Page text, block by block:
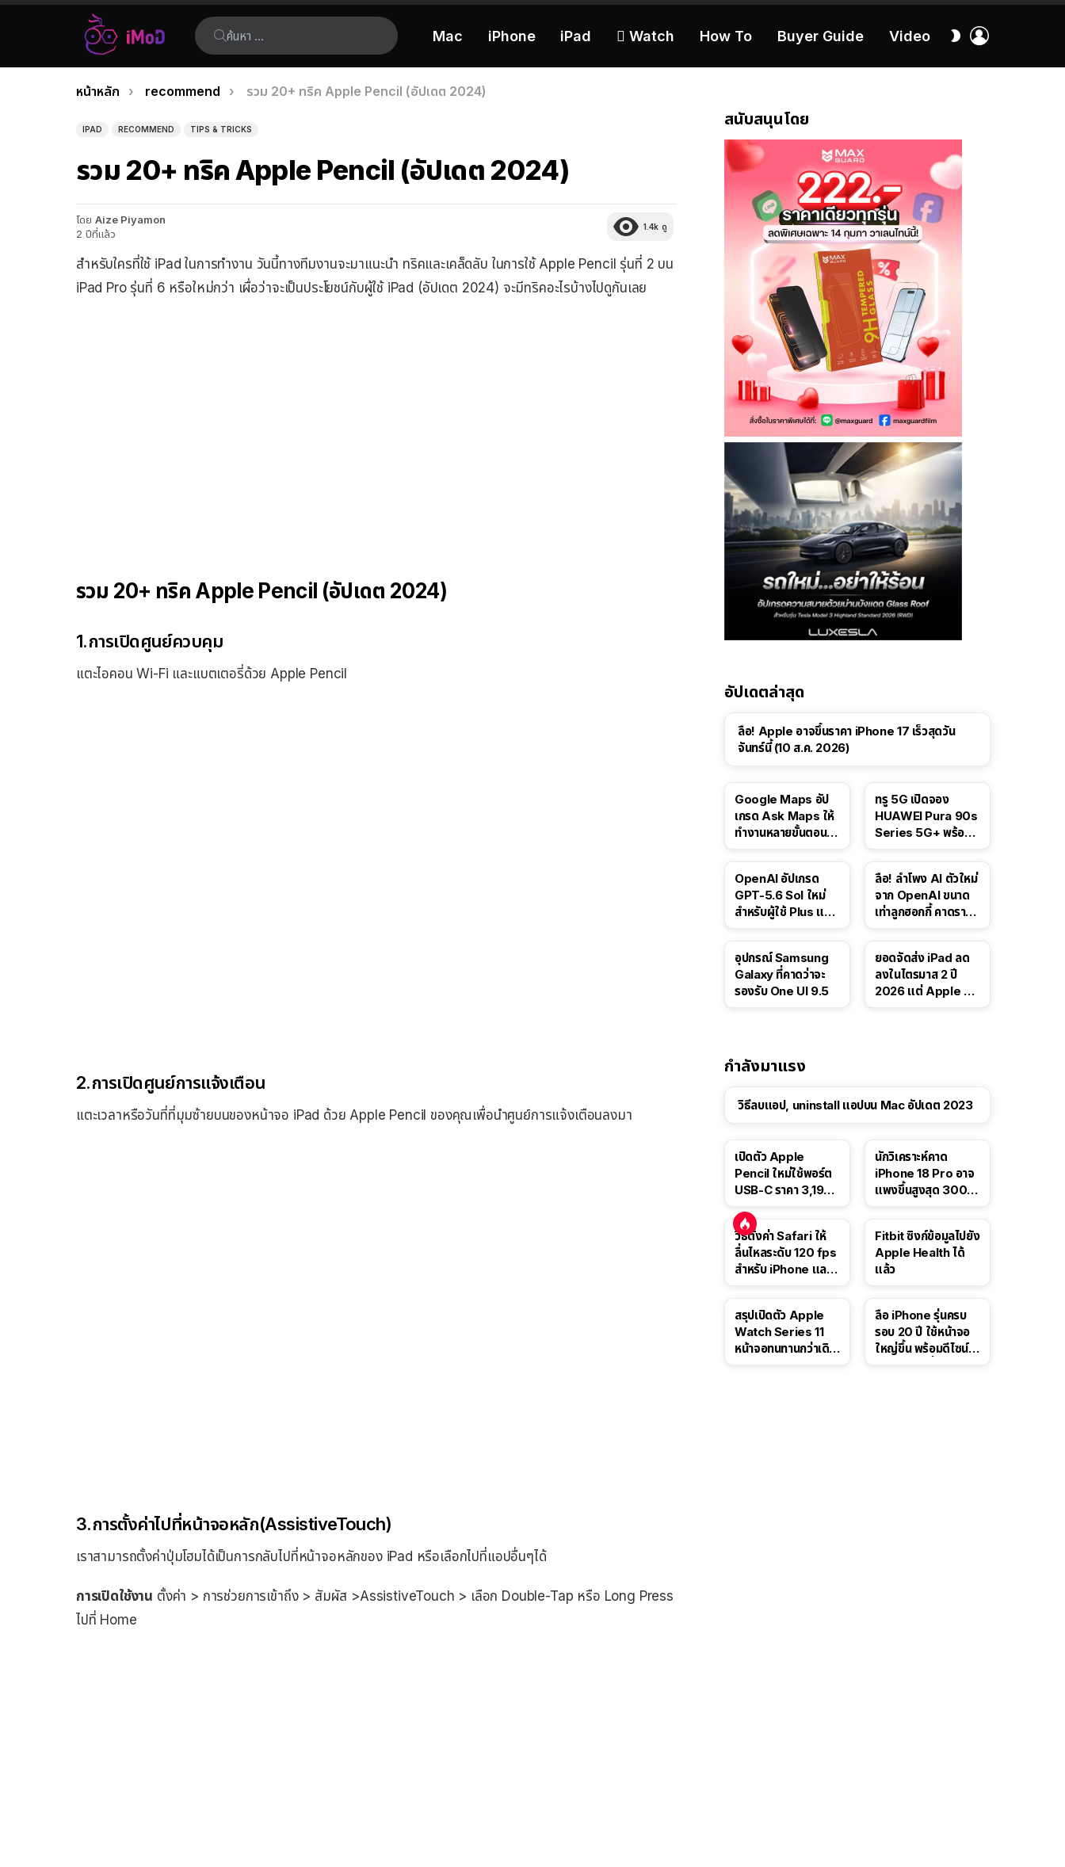
ค้นหา:
Mac iPhone iPad  Watch How To Buyer Guide Video
สลับ
เรื่อง
ล่าสุด
คุณอยู่ที่นี่:
หน้าหลัก recommend รวม 20+ ทริค Apple Pencil (อัปเดต 2024)
IPAD RECOMMEND TIPS & TRICKS
รวม 20+ ทริค Apple Pencil (อัปเดต 2024)
โดย Aize Piyamon
2 ปีที่แล้ว
1.4k ดู
สำหรับใครที่ใช้ iPad ในการทำงาน วันนี้ทางทีมงานจะมาแนะนํา ทริคและเคล็ดลับ ในการใช้ Apple Pencil รุ่นที่ 2 บน
iPad Pro รุ่นที่ 6 หรือใหม่กว่า เผื่อว่าจะเป็นประโยชน์กับผู้ใช้ iPad (อัปเดต 2024) จะมีทริคอะไรบ้างไปดูกันเลย
รวม 20+ ทริค Apple Pencil (อัปเดต 2024)
1.การเปิดศูนย์ควบคุม
แตะไอคอน Wi-Fi และแบตเตอรี่ด้วย Apple Pencil
2.การเปิดศูนย์การแจ้งเตือน
แตะเวลาหรือวันที่ที่มุมซ้ายบนของหน้าจอ iPad ด้วย Apple Pencil ของคุณเพื่อนําศูนย์การแจ้งเตือนลงมา
3.การตั้งค่าไปที่หน้าจอหลัก(AssistiveTouch)
เราสามารถตั้งค่าปุ่มโฮมได้เป็นการกลับไปที่หน้าจอหลักของ iPad หรือเลือกไปที่แอปอื่นๆได้
การเปิดใช้งาน ตั้งค่า > การช่วยการเข้าถึง > สัมผัส >AssistiveTouch > เลือก Double-Tap หรือ Long Press
ไปที่ Home
สนับสนุนโดย
อัปเดตล่าสุด
ลือ! Apple อาจขึ้นราคา iPhone 17 เร็วสุดวัน
จันทร์นี้ (10 ส.ค. 2026)
Google Maps อัป
เกรด Ask Maps ให้
ทำงานหลายขั้นตอนได้
สาธารณะ
ทรู 5G เปิดจอง
HUAWEI Pura 90s
Series 5G+ พร้อม
OpenAI อัปเกรด
GPT-5.6 Sol ใหม่
สำหรับผู้ใช้ Plus และ
ลือ! ลำโพง AI ตัวใหม่
จาก OpenAI ขนาด
เท่าลูกฮอกกี้ คาดราคา
อุปกรณ์ Samsung
Galaxy ที่คาดว่าจะ
รองรับ One UI 9.5
ยอดจัดส่ง iPad ลด
ลงในไตรมาส 2 ปี
2026 แต่ Apple ยัง
กำลังมาแรง
วิธีลบแอป, uninstall แอปบน Mac อัปเดต 2023
เปิดตัว Apple
Pencil ใหม่ใช้พอร์ต
USB-C ราคา 3,190
นี้
นักวิเคราะห์คาด
iPhone 18 Pro อาจ
แพงขึ้นสูงสุด 300
วิธีตั้งค่า Safari ให้
ลื่นไหลระดับ 120 fps
สำหรับ iPhone และ
Fitbit ซิงก์ข้อมูลไปยัง
Apple Health ได้
แล้ว
สรุปเปิดตัว Apple
Watch Series 11
หน้าจอทนทานกว่าเดิม
ลือ iPhone รุ่นครบ
รอบ 20 ปี ใช้หน้าจอ
ใหญ่ขึ้น พร้อมดีไซน์ไร้